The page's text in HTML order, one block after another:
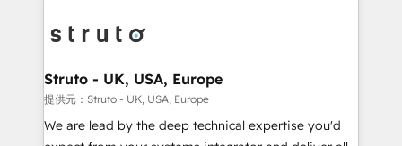
Packages: Choose ongoing support or project-based
solutions. We offer service packages designed to fit
functioning optimally. With our expertise in leading
wealth of knowledge and experience to the table.
Our strategies are tailored to your business's unique
needs, ensuring a personalized approach that aligns
with your growth objectives.
Struto - UK, USA, Europe
提供元：Struto - UK, USA, Europe
We are lead by the deep technical expertise you'd